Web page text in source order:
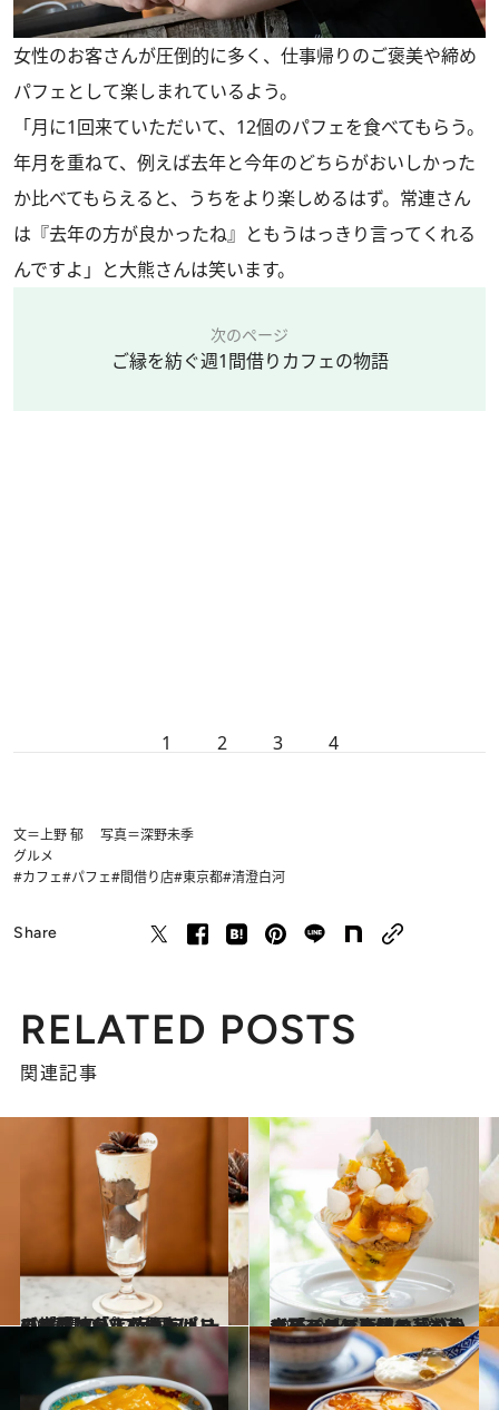
女性のお客さんが圧倒的に多く、仕事帰りのご褒美や締め
パフェとして楽しまれているよう。
「月に1回来ていただいて、12個のパフェを食べてもらう。
年月を重ねて、例えば去年と今年のどちらがおいしかった
か比べてもらえると、うちをより楽しめるはず。常連さん
は『去年の方が良かったね』ともうはっきり言ってくれる
んですよ」と大熊さんは笑います。
次のページ
ご縁を紡ぐ週1間借りカフェの物語
1 2 3 4
文＝上野 郁 写真＝深野未季
グルメ
#カフェ#パフェ#間借り店#東京都#清澄白河
Share
RELATED POSTS
関連記事
2025.8.8
【世界でここだけ】パリのメゾン「ルノートル」のパフェを！ 南国フルーツの酸味がきいたチョコレートソースで仕上げる“真夏のパフェ”も
グルメ 2025.8.6
【夏パフェ】桃とバニラアイスがとろける「ペッシェメルバ」、マンゴーとライチで南国の華やかさ「トロピカル」…学芸大パティスリー〈Taisuke Endo〉
グルメ